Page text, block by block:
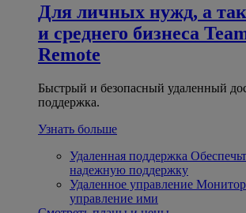
Для личных нужд, а
и среднего бизнеса
Remote
Быстрый и безопасный удаленный
поддержка.
Узнать больше
Удаленная поддержка
надежную поддержку
Удаленное управление
управление ими